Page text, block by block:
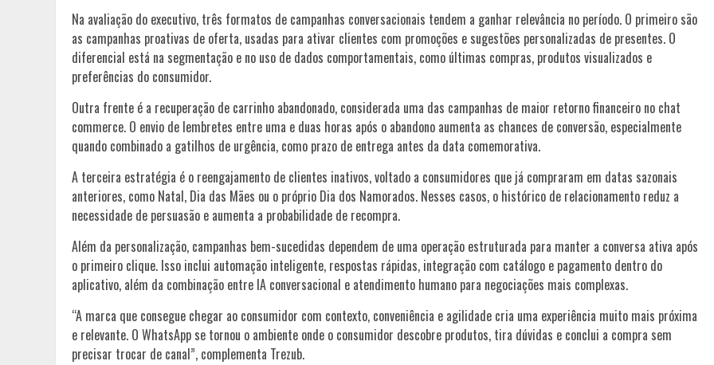
Na avaliação do executivo, três formatos de campanhas conversacionais tendem a ganhar relevância no período. O primeiro são
as campanhas proativas de oferta, usadas para ativar clientes com promoções e sugestões personalizadas de presentes. O
diferencial está na segmentação e no uso de dados comportamentais, como últimas compras, produtos visualizados e
preferências do consumidor.
Outra frente é a recuperação de carrinho abandonado, considerada uma das campanhas de maior retorno financeiro no chat
commerce. O envio de lembretes entre uma e duas horas após o abandono aumenta as chances de conversão, especialmente
quando combinado a gatilhos de urgência, como prazo de entrega antes da data comemorativa.
A terceira estratégia é o reengajamento de clientes inativos, voltado a consumidores que já compraram em datas sazonais
anteriores, como Natal, Dia das Mães ou o próprio Dia dos Namorados. Nesses casos, o histórico de relacionamento reduz a
necessidade de persuasão e aumenta a probabilidade de recompra.
Além da personalização, campanhas bem-sucedidas dependem de uma operação estruturada para manter a conversa ativa após
o primeiro clique. Isso inclui automação inteligente, respostas rápidas, integração com catálogo e pagamento dentro do
aplicativo, além da combinação entre IA conversacional e atendimento humano para negociações mais complexas.
“A marca que consegue chegar ao consumidor com contexto, conveniência e agilidade cria uma experiência muito mais próxima
e relevante. O WhatsApp se tornou o ambiente onde o consumidor descobre produtos, tira dúvidas e conclui a compra sem
precisar trocar de canal”, complementa Trezub.